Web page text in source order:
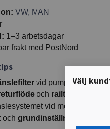
Välj
VW, MAN
1–3 arbetsdagar
frakt med PostNord
vid pumpbyte.
och railtryckssensor
vid metallspån
och grundinställning/kodning